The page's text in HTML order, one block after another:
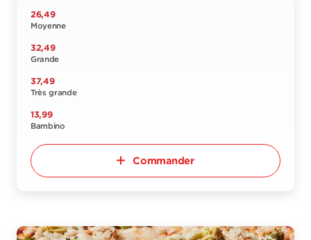
26,49
Moyenne
32,49
Grande
37,49
Très grande
13,99
Bambino
Commander